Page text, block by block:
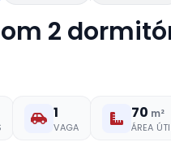
2
1
VAGA
70 m²
ÁREA